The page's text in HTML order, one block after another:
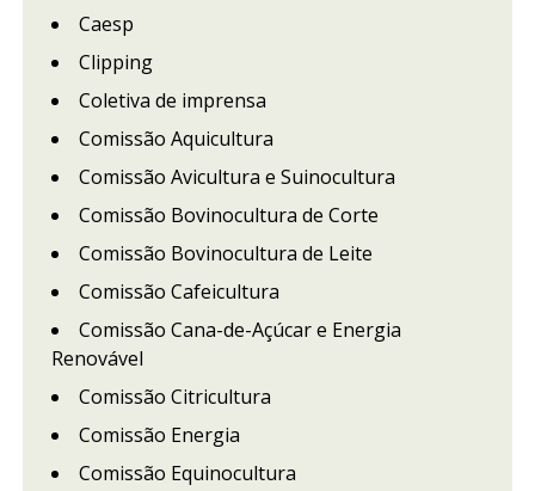
Caesp
Clipping
Coletiva de imprensa
Comissão Aquicultura
Comissão Avicultura e Suinocultura
Comissão Bovinocultura de Corte
Comissão Bovinocultura de Leite
Comissão Cafeicultura
Comissão Cana-de-Açúcar e Energia
Renovável
Comissão Citricultura
Comissão Energia
Comissão Equinocultura